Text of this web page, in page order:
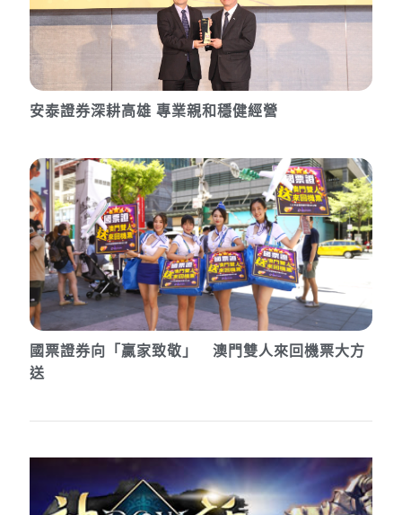
安泰證券深耕高雄 專業親和穩健經營
國票證券向「贏家致敬」 澳門雙人來回機票大方
送